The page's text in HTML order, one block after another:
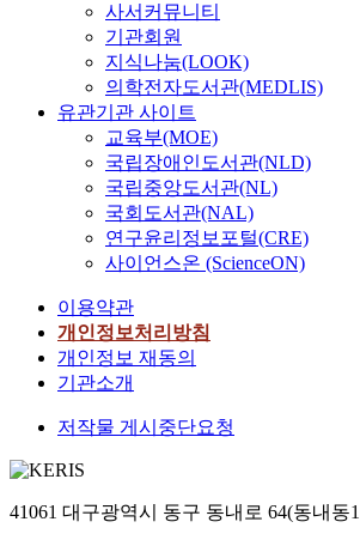
사서커뮤니티
기관회원
지식나눔(LOOK)
의학전자도서관(MEDLIS)
유관기관 사이트
교육부(MOE)
국립장애인도서관(NLD)
국립중앙도서관(NL)
국회도서관(NAL)
연구윤리정보포털(CRE)
사이언스온 (ScienceON)
이용약관
개인정보처리방침
개인정보 재동의
기관소개
저작물 게시중단요청
41061 대구광역시 동구 동내로 64(동내동